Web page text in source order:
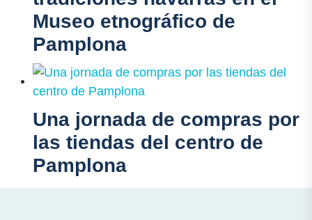
Museo etnográfico de
Pamplona
Una jornada de compras por
las tiendas del centro de
Pamplona